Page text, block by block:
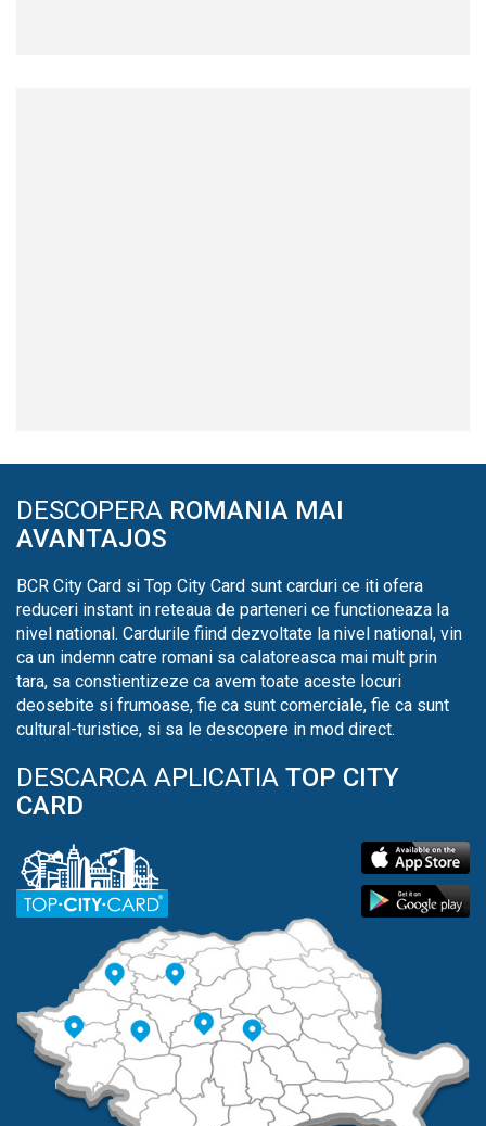
DESCOPERA ROMANIA MAI
AVANTAJOS
BCR City Card si Top City Card sunt carduri ce iti ofera
reduceri instant in reteaua de parteneri ce functioneaza la
nivel national. Cardurile fiind dezvoltate la nivel national, vin
ca un indemn catre romani sa calatoreasca mai mult prin
tara, sa constientizeze ca avem toate aceste locuri
deosebite si frumoase, fie ca sunt comerciale, fie ca sunt
cultural-turistice, si sa le descopere in mod direct.
DESCARCA APLICATIA TOP CITY
CARD